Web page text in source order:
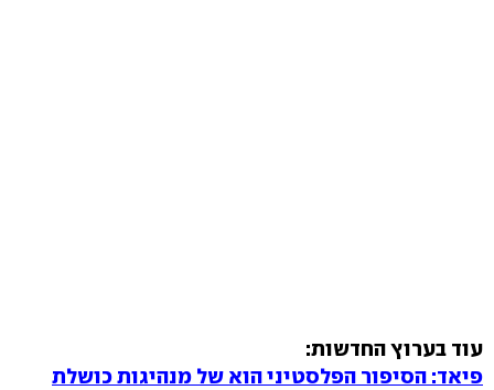
עוד בערוץ החדשות:
פיאד: הסיפור הפלסטיני הוא של מנהיגות כושלת